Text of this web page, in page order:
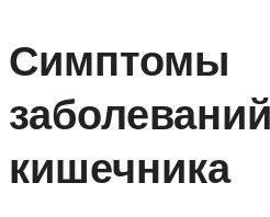
Симптомы
заболеваний
кишечника